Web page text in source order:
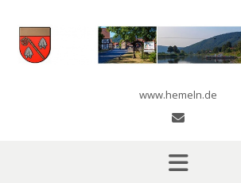
content
www.hemeln.de